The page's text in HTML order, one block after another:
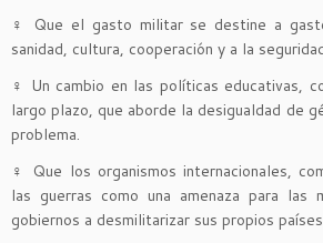
♀ Que el gasto militar se destine a
sanidad, cultura, cooperación y a la
♀ Un cambio en las políticas educativas,
largo plazo, que aborde la desigualdad de
problema.
♀ Que los organismos internacionales,
las guerras como una amenaza para
gobiernos a desmilitarizar sus propios